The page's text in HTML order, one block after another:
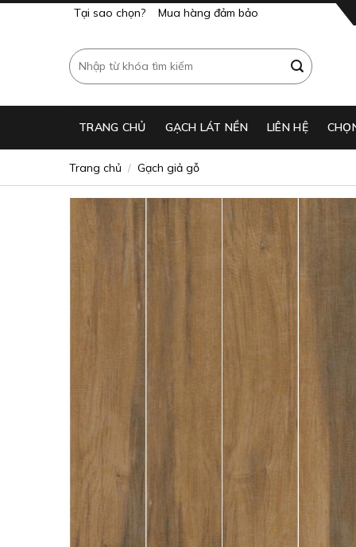
Tại sao chọn? Mua hàng đảm bảo
Tìm
kiếm:
TRANG CHỦ GẠCH LÁT NỀN​ LIÊN HỆ
Trang chủ / Gạch giả gỗ